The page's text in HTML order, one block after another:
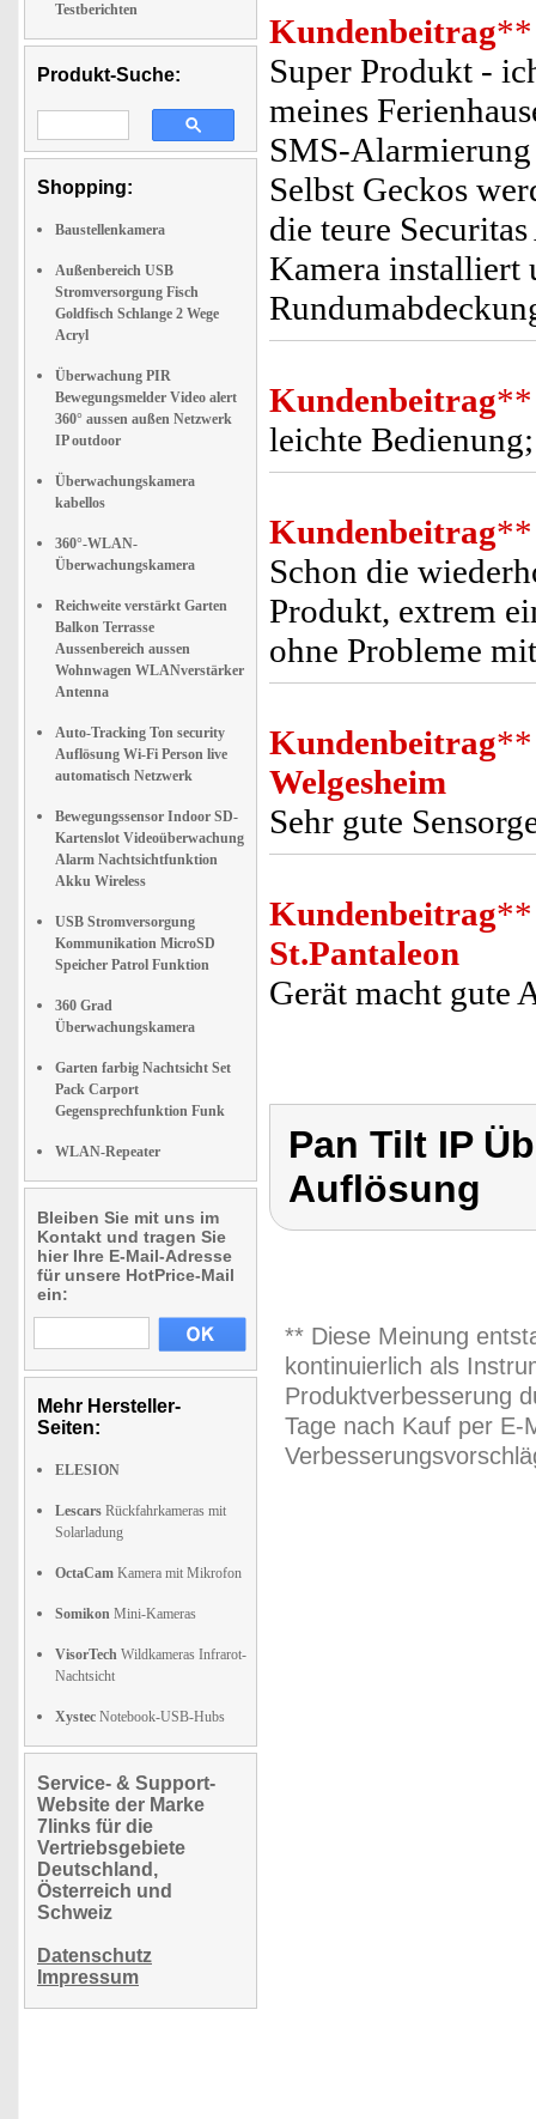
Testberichten
Produkt-Suche:
Shopping:
Baustellenkamera
Außenbereich USB
Stromversorgung Fisch
Goldfisch Schlange 2 Wege
Acryl
Überwachung PIR
Bewegungsmelder Video alert
360° aussen außen Netzwerk
IP outdoor
Überwachungskamera
kabellos
360°-WLAN-
Überwachungskamera
Reichweite verstärkt Garten
Balkon Terrasse
Aussenbereich aussen
Wohnwagen WLANverstärker
Antenna
Auto-Tracking Ton security
Auflösung Wi-Fi Person live
automatisch Netzwerk
Bewegungssensor Indoor SD-
Kartenslot Videoüberwachung
Alarm Nachtsichtfunktion
Akku Wireless
USB Stromversorgung
Kommunikation MicroSD
Speicher Patrol Funktion
360 Grad
Überwachungskamera
Garten farbig Nachtsicht Set
Pack Carport
Gegensprechfunktion Funk
WLAN-Repeater
Bleiben Sie mit uns im
Kontakt und tragen Sie
hier Ihre E-Mail-Adresse
für unsere HotPrice-Mail
ein:
Mehr Hersteller-
Seiten:
ELESION
Lescars Rückfahrkameras mit
Solarladung
OctaCam Kamera mit Mikrofon
Somikon Mini-Kameras
VisorTech Wildkameras Infrarot-
Nachtsicht
Xystec Notebook-USB-Hubs
Service- & Support-
Website der Marke
7links für die
Vertriebsgebiete
Deutschland,
Österreich und
Schweiz
Datenschutz
Impressum
Kundenbeitrag**
Super Produkt -
meines
SMS-
Selbst Geckos
die teure
Kamera installiert
Kundenbeitrag**
leichte
Kundenbeitrag**
Schon die
Produkt, extrem
ohne Probleme
Kundenbeitrag**
Welgesheim
Sehr gute
Kundenbeitrag**
St.Pantaleon
Gerät macht gute
Pan Tilt IP
Auflösung
** Diese Meinung
kontinuierlich als
Produktverbesserung
Tage nach Kauf per E-